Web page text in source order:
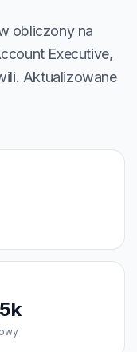
obliczony na
Executive,
Aktualizowane